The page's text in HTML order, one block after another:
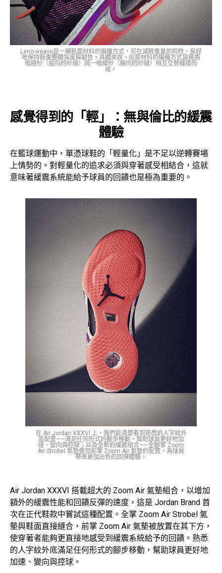
Leno-weave是一種鞋面材料的編織方式，可在減輕重量的同時，良好
地保持鞋面整體強度與韌性。具體來說，這款材料的編織方式是將兩
根經紗（縱向的紗線）與一根緯紗（橫向的紗線）相互交替纏繞而
成。
感覺得到的「輕」：無與倫比的緩震
體驗
在籃球運動中，單憑球鞋的「輕量化」是不足以逆轉賽場
上情勢的。對輕量化的追求必須與穿著感受相結合，這就
意味著緩震系統能給予球員的回饋也是極為重要的。
在 Air Jordan XXXVI 上，我們能清楚看到熟悉的人字紋外
底配置——滿足任何形式的腳步移動，幫助球員更好地加
速、變向與控球；以及全新的緩震組合——全腳掌 Zoom
Air Strobel 氣墊疊加前掌 Zoom Air 氣墊的配置，為球員
帶來更加出色的回彈體驗。
Air Jordan XXXVI 搭載超大的 Zoom Air 氣墊組合，以增加
額外的緩震性能和回饋反彈的速度，這是 Jordan Brand 首
次在正代鞋款中嘗試這種配置。全掌 Zoom Air Strobel 氣
墊與鞋面直接縫合，前掌 Zoom Air 氣墊被放置在其下方，
使穿著者能夠更直接地感受到緩震系統給予的回饋。熟悉
的人字紋外底滿足任何形式的腳步移動，幫助球員更好地
加速、變向與控球。